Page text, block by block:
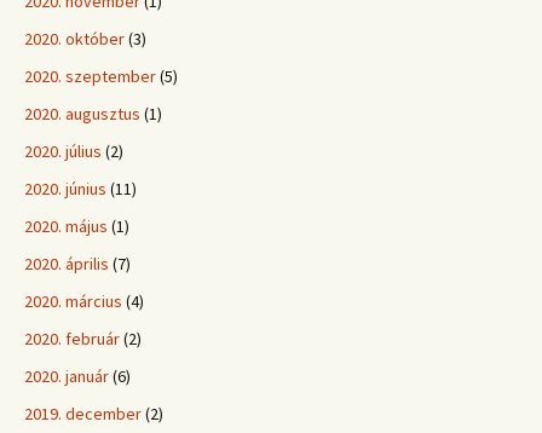
2020. október(3)
2020. szeptember(5)
2020. augusztus (1)
2020. július (2)
2020. június (11)
2020. május (1)
2020. április (7)
2020. március (4)
2020. február(2)
2020. január(6)
2019. december(2)